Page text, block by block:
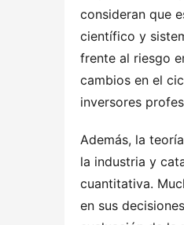
consideran que
científico y
frente al riesgo
cambios en el
inversores
Además, la
la industria y
cuantitativa.
en sus